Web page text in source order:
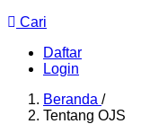
Cari
Daftar
Login
Beranda /
Tentang OJS